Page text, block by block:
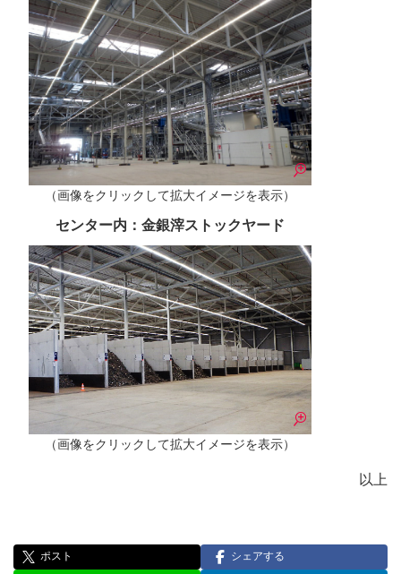
（画像をクリックして拡大イメージを表示）
センター内：金銀滓ストックヤード
（画像をクリックして拡大イメージを表示）
以上
ポスト
シェアする